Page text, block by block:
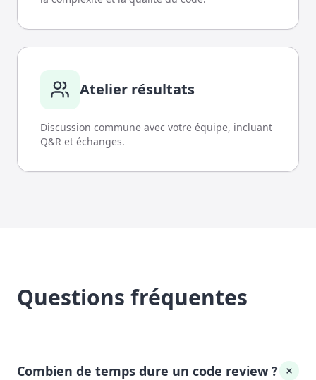
Atelier résultats
Discussion commune avec votre équipe, incluant
Q&R et échanges.
Questions fréquentes
Combien de temps dure un code review ?